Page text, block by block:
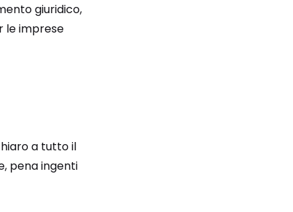
giuridico,
le imprese
a tutto il
pena ingenti